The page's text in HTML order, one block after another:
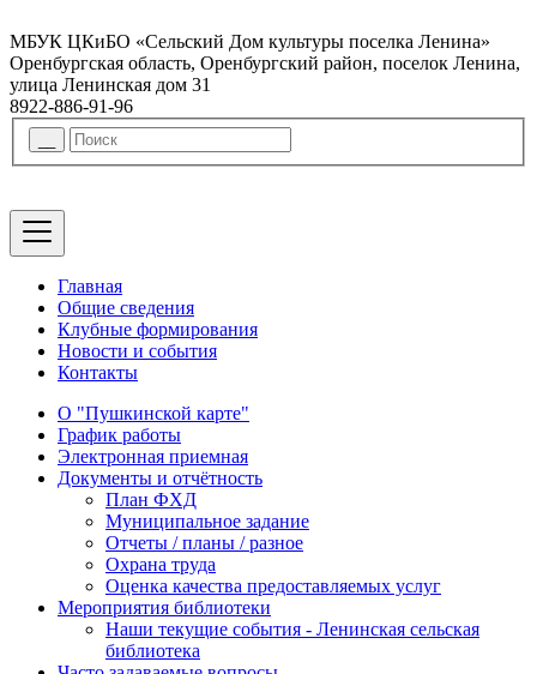
МБУК ЦКиБО «Сельский Дом культуры поселка Ленина»
Оренбургская область, Оренбургский район, поселок Ленина,
улица Ленинская дом 31
8922-886-91-96
Главная
Общие сведения
Клубные формирования
Новости и события
Контакты
О "Пушкинской карте"
График работы
Электронная приемная
Документы и отчётность
План ФХД
Муниципальное задание
Отчеты / планы / разное
Охрана труда
Оценка качества предоставляемых услуг
Мероприятия библиотеки
Наши текущие события - Ленинская сельская
библиотека